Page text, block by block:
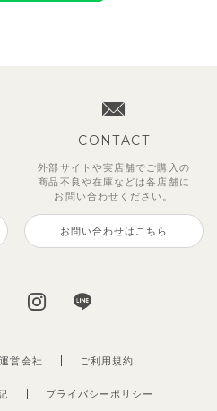
CONTACT
外部サイトや実店舗でご購入の
商品不良や在庫などは各店舗に
お問い合わせください。
お問い合わせはこちら
運営会社
プライバシーポリシー
ご利用規約